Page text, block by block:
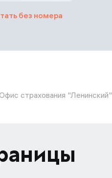
без номера
страхования "Ленинский"